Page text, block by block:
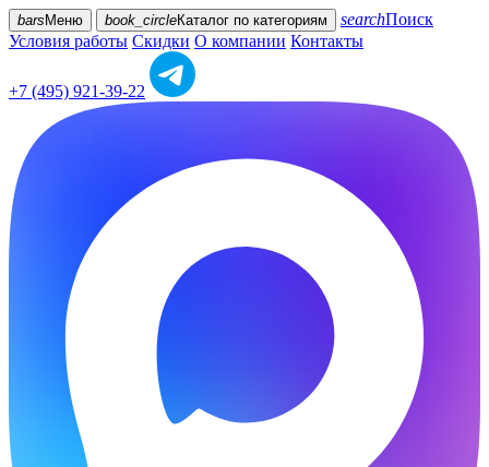
bars Меню book_circleКаталог по категориям searchПоиск
Условия работы Скидки О компании Контакты
+7 (495) 921-39-22